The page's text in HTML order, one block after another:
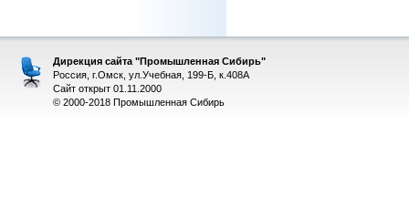
Дирекция сайта "Промышленная Сибирь"
Россия, г.Омск, ул.Учебная, 199-Б, к.408А
Сайт открыт 01.11.2000
© 2000-2018 Промышленная Сибирь